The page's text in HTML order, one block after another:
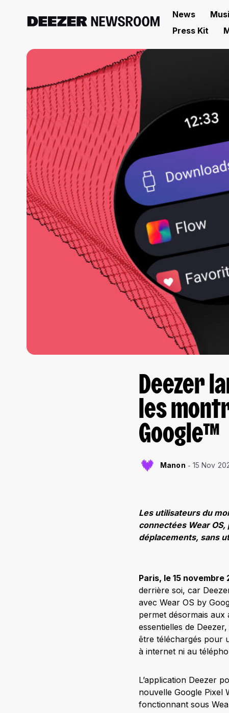
News
Press Kit
Deezer
les
Google™
Manon 15 Nov
Les utilisateurs du
connectées Wear
déplacements, sans
Paris, le 15 novembre
derrière soi, car
avec Wear OS by
permet désormais aux
essentielles de
être téléchargés pour
à internet ni au
L’application Deezer
nouvelle Google Pixel
fonctionnant sous